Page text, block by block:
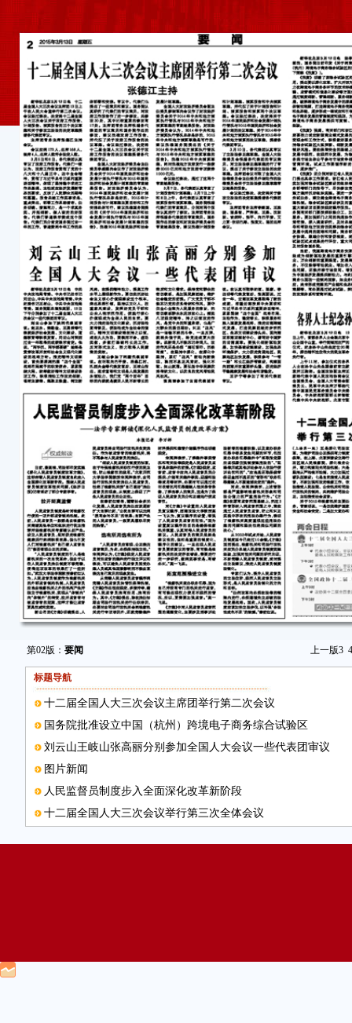
第02版： 要闻 上一版3 4
标题导航
十二届全国人大三次会议主席团举行第二次会议
国务院批准设立中国（杭州）跨境电子商务综合试验区
刘云山王岐山张高丽分别参加全国人大会议一些代表团审议
图片新闻
人民监督员制度步入全面深化改革新阶段
十二届全国人大三次会议举行第三次全体会议